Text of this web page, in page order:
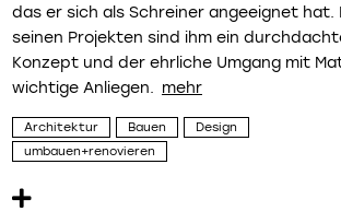
das er sich als Schreiner angeeignet hat.
seinen Projekten sind ihm ein
Konzept und der ehrliche Umgang mit
wichtige Anliegen.
Architektur Bauen
Design
umbauen+renovieren